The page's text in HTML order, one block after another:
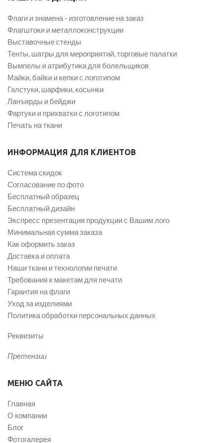
Флаги и знамена - изготовление на заказ
Флагштоки и металлоконструкции
Выставочные стенды
Тенты, шатры для мероприятий, торговые палатки
Вымпелы и атрибутика для болельщиков
Майки, байки и кепки с логотипом
Галстуки, шарфики, косынки
Ланъярды и бейджи
Фартуки и прихватки с логотипом
Печать на ткани
ИНФОРМАЦИЯ ДЛЯ КЛИЕНТОВ
Система скидок
Согласование по фото
Бесплатный образец
Бесплатный дизайн
Экспресс презентация продукции с Вашим лого
Минимальная сумма заказа
Как оформить заказ
Доставка и оплата
Наши ткани и технологии печати
Требования к макетам для печати
Гарантия на флаги
Уход за изделиями
Политика обработки персональных данных
Реквизиты
Претензии
МЕНЮ САЙТА
Главная
О компании
Блог
Фотогалерея